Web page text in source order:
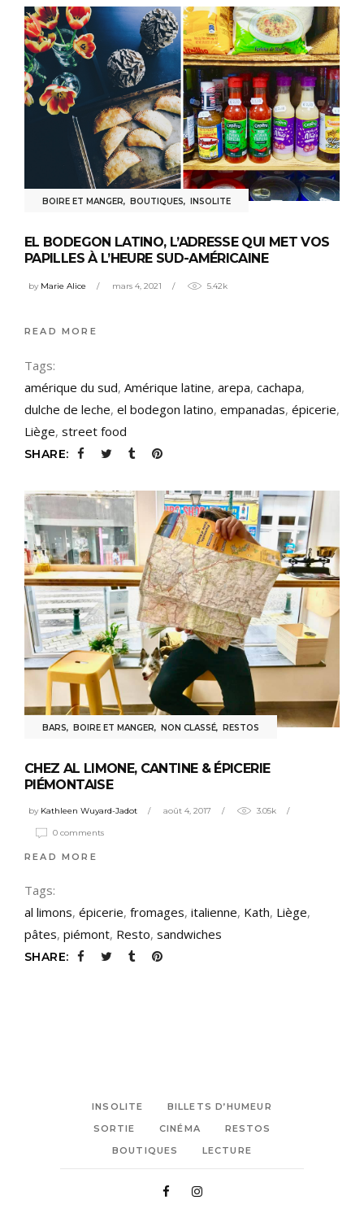
BOIRE ET MANGER, BOUTIQUES, INSOLITE
EL BODEGON LATINO, L’ADRESSE QUI MET VOS
PAPILLES À L’HEURE SUD-AMÉRICAINE
by Marie Alice mars 4, 2021 5.42k
READ MORE
Tags:
amérique du sud, Amérique latine, arepa, cachapa,
dulche de leche, el bodegon latino, empanadas, épicerie,
Liège, street food
SHARE:
BARS, BOIRE ET MANGER, NON CLASSÉ, RESTOS
CHEZ AL LIMONE, CANTINE & ÉPICERIE
PIÉMONTAISE
by Kathleen Wuyard-Jadot août 4, 2017 3.05k
0 comments
READ MORE
Tags:
al limons, épicerie, fromages, italienne, Kath, Liège,
pâtes, piémont, Resto, sandwiches
SHARE:
INSOLITE
BILLETS D’HUMEUR
SORTIE
CINÉMA
RESTOS
BOUTIQUES
LECTURE